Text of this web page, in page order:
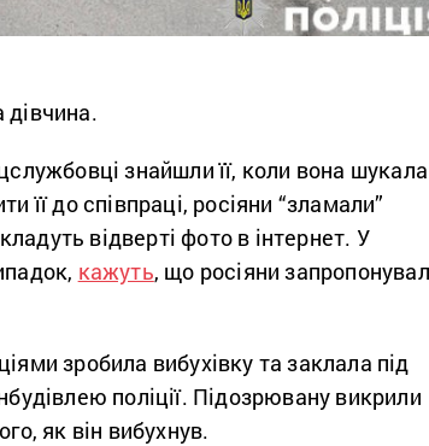
дівчина.
знайшли її, коли вона шукала
її до співпраці, росіяни “зламали”
відверті фото в інтернет. У
кажуть, що росіяни
зробила вибухівку та заклала під
поліції. Підозрювану викрили
як він вибухнув.